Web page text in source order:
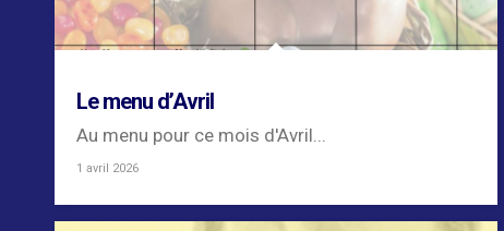
Le menu d’Avril
Au menu pour ce mois d'Avril...
1 avril 2026